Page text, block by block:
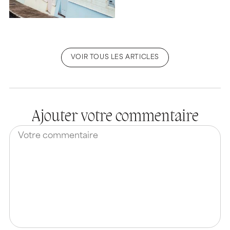
VOIR TOUS LES ARTICLES
Ajouter votre commentaire